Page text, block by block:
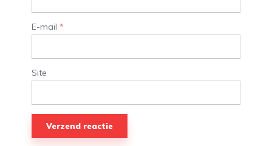
E-mail *
Site